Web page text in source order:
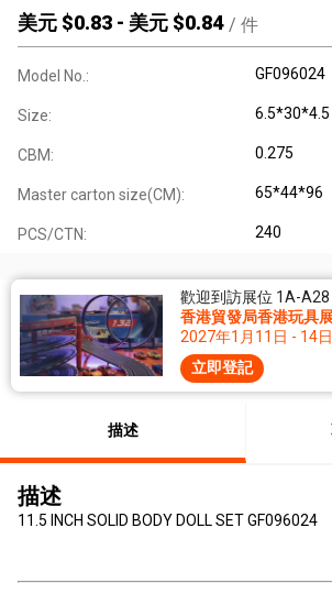
美元 $0.83 - 美元 $0.84 / 件
Model No.: GF096024
Size: 6.5*30*4.5
CBM: 0.275
Master carton size(CM): 65*44*96
PCS/CTN: 240
歡迎到訪展位 1A-A28
香港貿發局香港玩具
2027年1月11日 - 14日
立即登記
描述
描述
11.5 INCH SOLID BODY DOLL SET GF096024